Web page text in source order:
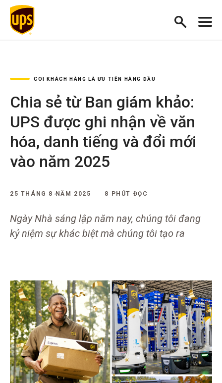
COI KHÁCH HÀNG LÀ ƯU TIÊN HÀNG ĐẦU
Chia sẻ từ Ban giám khảo:
UPS được ghi nhận về văn
hóa, danh tiếng và đổi mới
vào năm 2025
25 THÁNG 8 NĂM 2025 8 PHÚT ĐỌC
Ngày Nhà sáng lập năm nay, chúng tôi đang
kỷ niệm sự khác biệt mà chúng tôi tạo ra